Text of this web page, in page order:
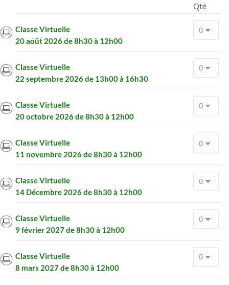
Qté
Classe Virtuelle
20 août 2026 de 8h30 à 12h00
Classe Virtuelle
22 septembre 2026 de 13h00 à 16h30
Classe Virtuelle
20 octobre 2026 de 8h30 à 12h00
Classe Virtuelle
11 novembre 2026 de 8h30 à 12h00
Classe Virtuelle
14 Décembre 2026 de 8h30 à 12h00
Classe Virtuelle
9 février 2027 de 8h30 à 12h00
Classe Virtuelle
8 mars 2027 de 8h30 à 12h00